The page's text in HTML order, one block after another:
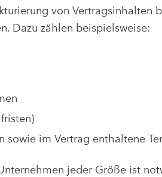
von Vertragsinhalten
Dazu zählen beispielsweise:
sowie im Vertrag enthaltene
jeder Größe ist